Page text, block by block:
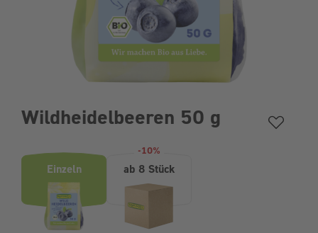
Wildheidelbeeren 50 g
Einzeln
-10%
ab 8 Stück